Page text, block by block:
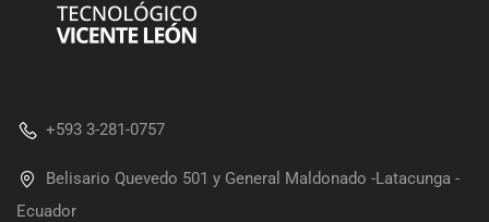
+593 3-281-0757
Belisario Quevedo 501 y General Maldonado -Latacunga -
Ecuador